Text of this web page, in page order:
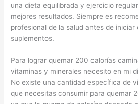
una dieta equilibrada y ejercicio
mejores resultados. Siempre es
profesional de la salud antes de iniciar
suplementos.
Para lograr quemar 200 calorías
vitaminas y minerales necesito en mi
No existe una cantidad específica de
que necesitas consumir para quemar